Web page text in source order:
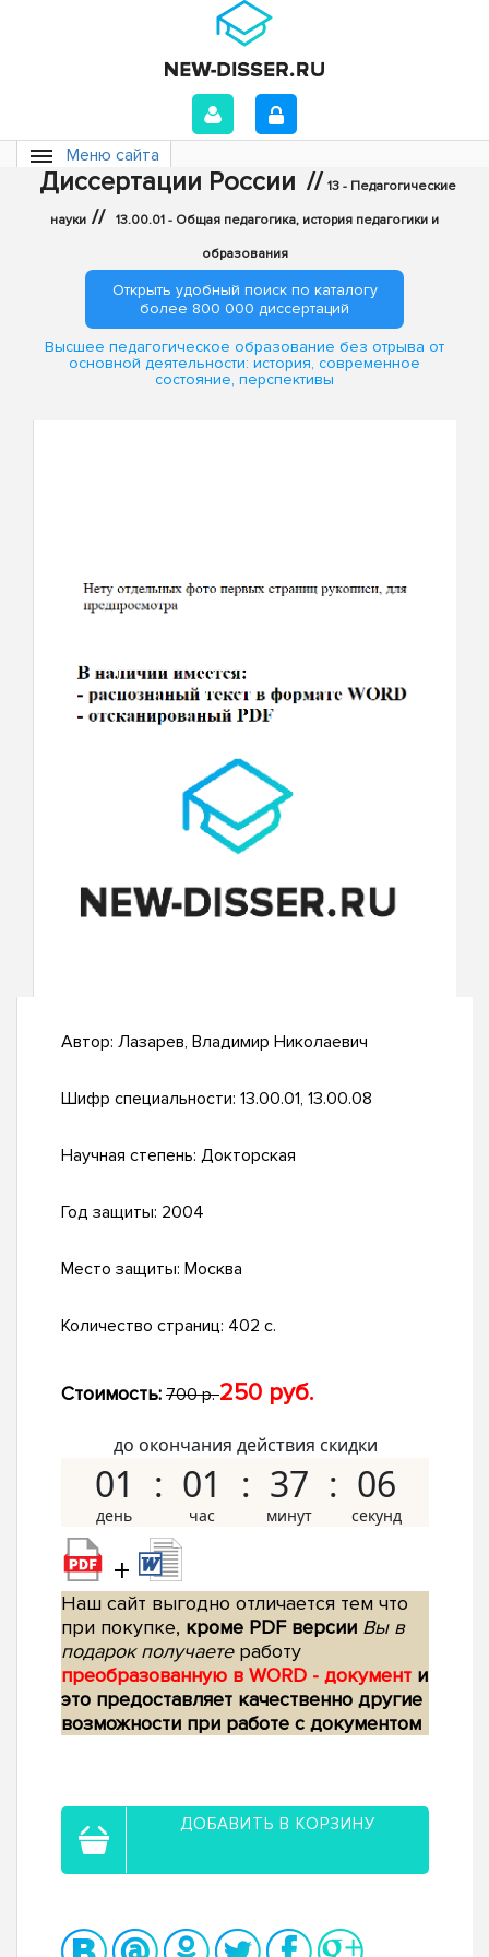
Меню сайта
Диссертации России // 13 - Педагогические
науки // 13.00.01 - Общая педагогика, история педагогики и
образования
Открыть удобный поиск по каталогу
более 800 000 диссертаций
Высшее педагогическое образование без отрыва от
основной деятельности: история, современное
состояние, перспективы
Автор: Лазарев, Владимир Николаевич
Шифр специальности: 13.00.01, 13.00.08
Научная степень: Докторская
Год защиты: 2004
Место защиты: Москва
Количество страниц: 402 с.
Стоимость: 700 р.250 руб.
до окончания действия скидки
01 01 37 05
+
Наш сайт выгодно отличается тем что
при покупке, кроме PDF версии Вы в
подарок получаетеработу
преобразованную в WORD - документ и
это предоставляет качественно другие
возможности при работе с документом
ДОБАВИТЬ В КОРЗИНУ